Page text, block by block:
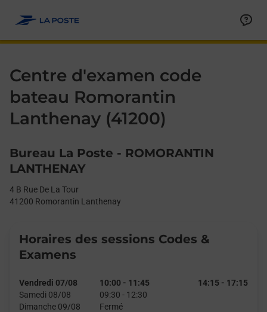
Centre d'examen code
bateau Romorantin
Lanthenay (41200)
Bureau La Poste - ROMORANTIN
LANTHENAY
4 B Rue De La Tour
41200 Romorantin Lanthenay
Horaires des sessions Codes &
Examens
Vendredi 07/08 10:00 - 11:45 14:15 - 17:15
Samedi 08/08
09:30 - 12:30
Dimanche 09/08
Fermé